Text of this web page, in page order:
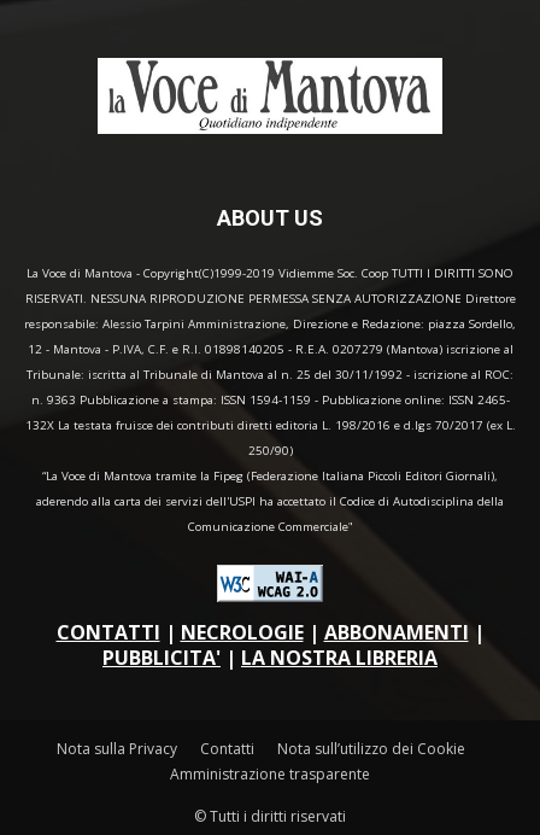
ABOUT US
La Voce di Mantova - Copyright(C)1999-2019 Vidiemme Soc. Coop TUTTI I DIRITTI SONO
RISERVATI. NESSUNA RIPRODUZIONE PERMESSA SENZA AUTORIZZAZIONE Direttore
responsabile: Alessio Tarpini Amministrazione, Direzione e Redazione: piazza Sordello,
12 - Mantova - P.IVA, C.F. e R.I. 01898140205 - R.E.A. 0207279 (Mantova) iscrizione al
Tribunale: iscritta al Tribunale di Mantova al n. 25 del 30/11/1992 - iscrizione al ROC:
n. 9363 Pubblicazione a stampa: ISSN 1594-1159 - Pubblicazione online: ISSN 2465-
132X La testata fruisce dei contributi diretti editoria L. 198/2016 e d.lgs 70/2017 (ex L.
250/90)
“La Voce di Mantova tramite la Fipeg (Federazione Italiana Piccoli Editori Giornali),
aderendo alla carta dei servizi dell'USPI ha accettato il Codice di Autodisciplina della
Comunicazione Commerciale"
CONTATTI | NECROLOGIE| ABBONAMENTI |
PUBBLICITA' | LA NOSTRA LIBRERIA
Nota sulla Privacy Contatti
Nota sull’utilizzo dei Cookie
Amministrazione trasparente
© Tutti i diritti riservati